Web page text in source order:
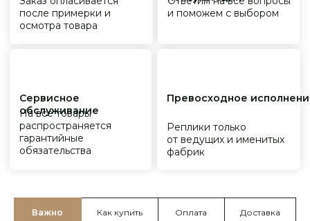
Важно Как купить Оплата Доставка